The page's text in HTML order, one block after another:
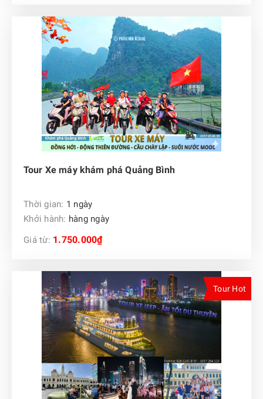
Tour Xe máy khám phá Quảng Bình
Thời gian: 1 ngày
Khởi hành: hàng ngày
Giá từ: 1.750.000₫
Tour Hot